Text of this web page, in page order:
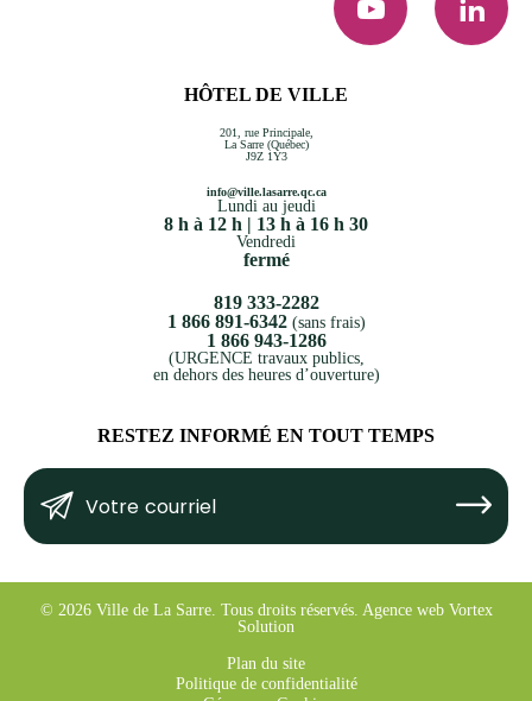
HÔTEL DE VILLE
201, rue Principale,
La Sarre (Québec)
J9Z 1Y3
info@ville.lasarre.qc.ca
Lundi au jeudi
8 h à 12 h | 13 h à 16 h 30
Vendredi
fermé
819 333-2282
1 866 891-6342(sans frais)
1 866 943-1286
(URGENCE travaux publics,
en dehors des heures d’ouverture)
RESTEZ INFORMÉ EN TOUT TEMPS
Votre
courriel
(Nécessaire)
Submit
© 2026 Ville de La Sarre. Tous droits réservés. Agence web Vortex
Solution
Plan du site
Politique de confidentialité